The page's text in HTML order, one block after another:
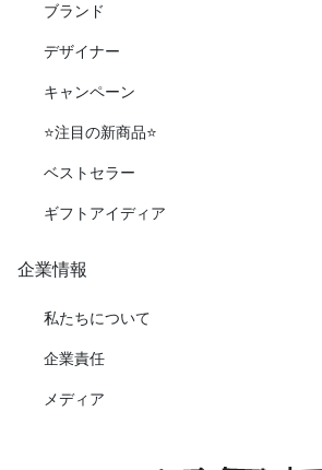
ブランド
デザイナー
キャンペーン
⭐️注目の新商品⭐️
ベストセラー
ギフトアイディア
企業情報
私たちについて
企業責任
メディア